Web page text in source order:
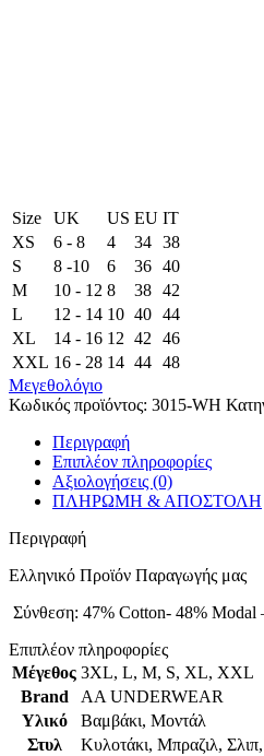
Size UK US EU ΙΤ
XS
6 - 8 4 34 38
S
8 -10 6 36 40
M
10 - 12 8 38 42
L
12 - 14 10 40 44
XL
14 - 16 12 42
46
XXL 16 - 28 14 44 48
Μεγεθολόγιο
Κωδικός προϊόντος: 3015-WH
Περιγραφή
Επιπλέον πληροφορίες
Αξιολογήσεις (0)
ΠΛΗΡΩΜΗ & ΑΠΟΣΤΟΛΗ
Περιγραφή
Ελληνικό Προϊόν Παραγωγής μας
Σύνθεση: 47% Cotton- 48% Modal
Επιπλέον πληροφορίες
Μέγεθος 3XL, L, M, S, XL, XXL
Brand
AA UNDERWEAR
Υλικό
Βαμβάκι, Μοντάλ
Στυλ
Κυλοτάκι, Μπραζιλ, Σλιπ,